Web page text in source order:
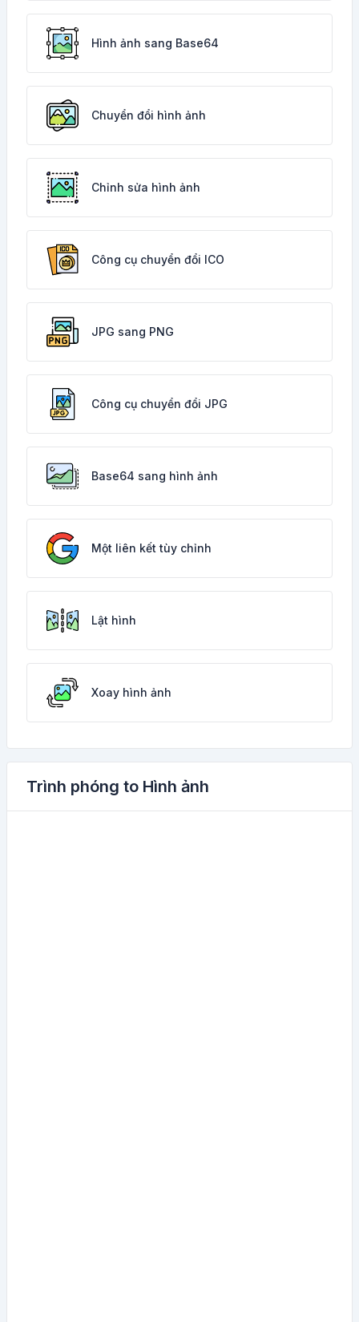
Hình ảnh sang Base64
Chuyển đổi hình ảnh
Chỉnh sửa hình ảnh
Công cụ chuyển đổi ICO
JPG sang PNG
Công cụ chuyển đổi JPG
Base64 sang hình ảnh
Một liên kết tùy chỉnh
Lật hình
Xoay hình ảnh
Trình phóng to Hình ảnh